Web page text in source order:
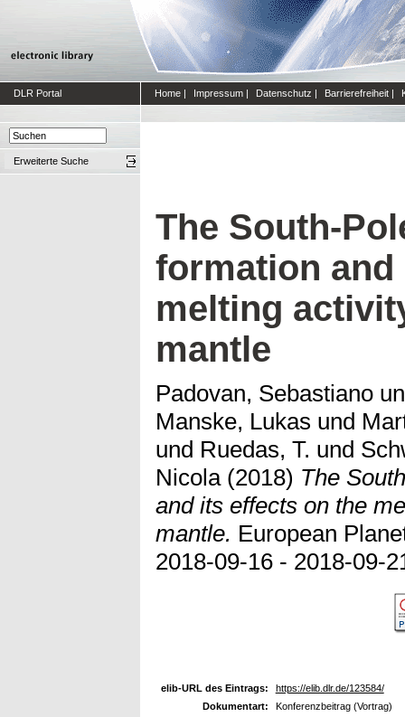
DLR Portal Home | Impressum | Datenschutz | Barrierefreiheit |
Erweiterte Suche
The South-
formation
melting
mantle
Padovan, Sebastiano
Manske, Lukas und
und Ruedas, T. und
Nicola(2018) The
and its effects on the
mantle. European
2018-09-16 - 2018-09-
elib-URL des Eintrags:
https://elib.dlr.de/123584/
Dokumentart:
Konferenzbeitrag (Vortrag)